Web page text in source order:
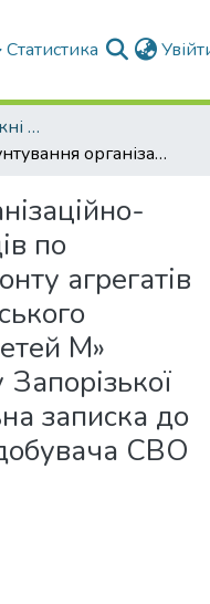
Статистика
Кваліфікаційні випускні роботи бакалаврів і магістрів
Обґрунтування організаційно-технологічних заходів по вдосконаленню ремонту агрегатів в майстерні фермерського господарства «Прометей М» Оріхівського району Запорізької області: пояснювальна записка до дипломної роботи здобувача СВО Магістр
по
агрегатів
М»
записка до
СВО